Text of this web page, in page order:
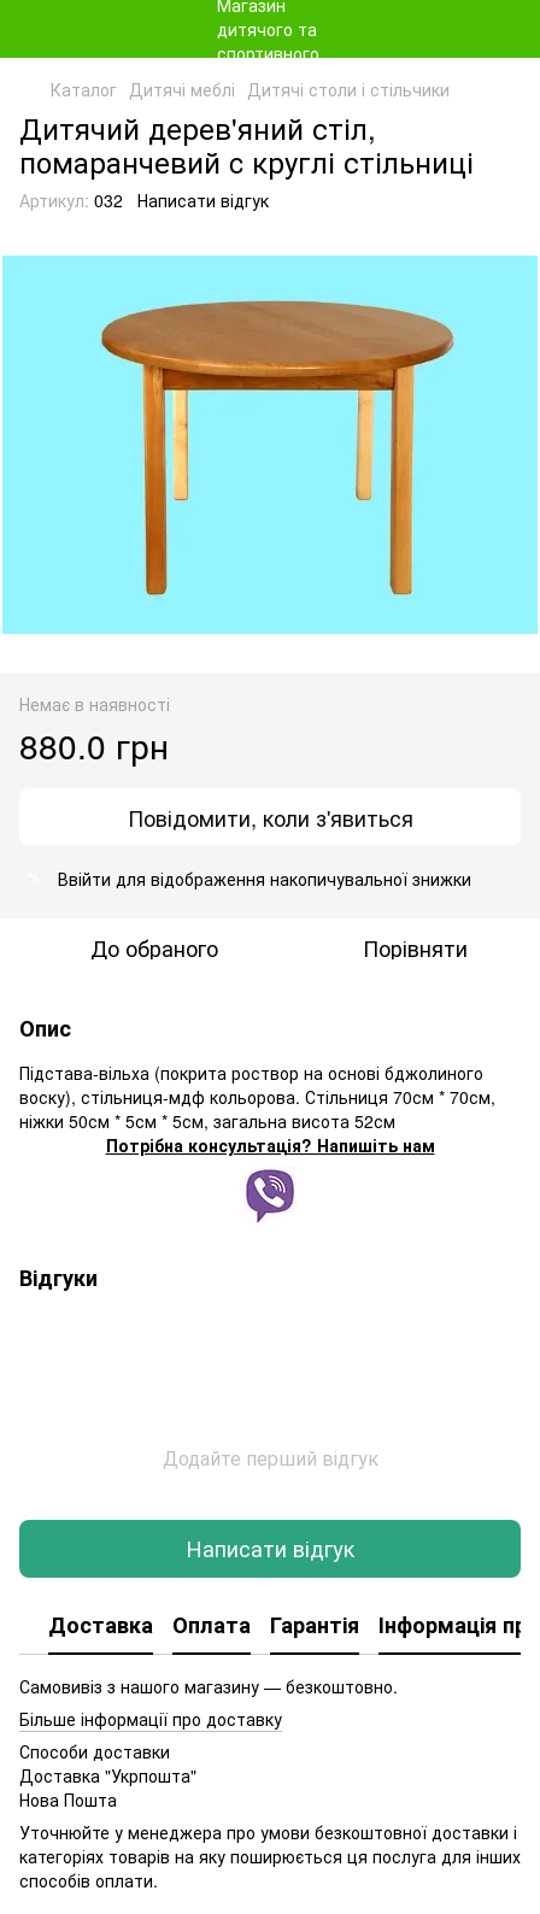
Каталог Дитячі меблі Дитячі столи і стільчики
Дитячий дерев'яний стіл,
помаранчевий c круглі стільниці
Артикул: 032 Написати відгук
Немає в наявності
880.0 грн
Повідомити, коли з'явиться
Ввійти для відображення накопичувальної знижки
До обраного Порівняти
Опис
Підстава-вільха (покрита роствор на основі бджолиного
воску), стільниця-мдф кольорова. Стільниця 70см * 70см,
ніжки 50см * 5см * 5см, загальна висота 52см
Потрібна консультація? Напишіть нам
Відгуки
Додайте перший відгук
Написати відгук
Доставка Оплата Гарантія Інформація
Самовивіз з нашого магазину — безкоштовно.
Більше інформації про доставку
Способи доставки
Доставка "Укрпошта"
Нова Пошта
Уточнюйте у менеджера про умови безкоштовної доставки і
категоріях товарів на яку поширюється ця послуга для інших
способів оплати.